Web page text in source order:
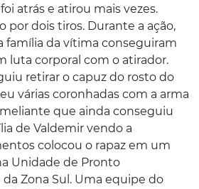
atrás e atirou mais vezes.
por dois tiros. Durante a ação,
família da vítima conseguiram
luta corporal com o atirador.
retirar o capuz do rosto do
várias coronhadas com a arma
que ainda conseguiu
de Valdemir vendo a
colocou o rapaz em um
Unidade de Pronto
Zona Sul. Uma equipe do